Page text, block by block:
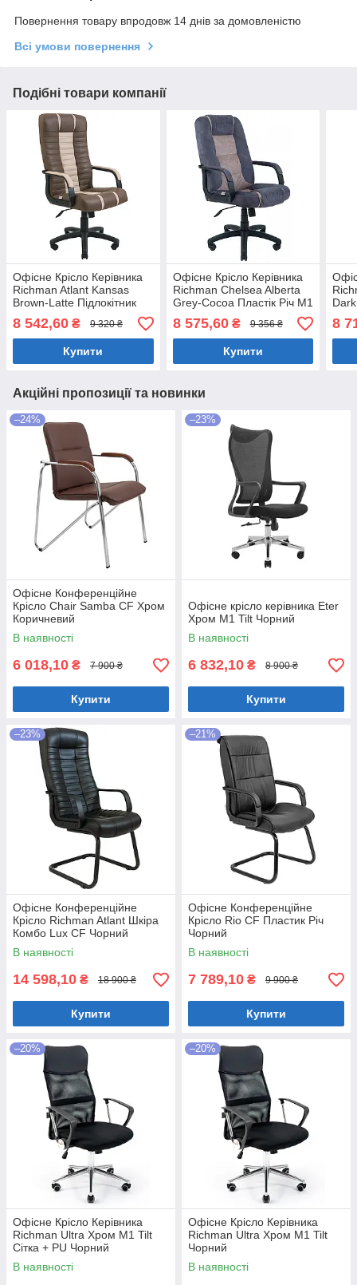
Повернення товару впродовж 14 днів за домовленістю
Всі умови повернення
Подібні товари компанії
Офісне Крісло Керівника
Richman Atlant Kansas
Brown-Latte Підлокітник
Річ Пластік М1 Tilt Бежево-
Коричневий
8 542,60 ₴ 9 320 ₴
Купити
Офісне Крісло Керівника
Richman Chelsea Alberta
Grey-Cocoa Пластік Річ М1
Tilt Серо-бежевий
8 575,60₴ 9 356 ₴
Купити
8
Акційні пропозиції та новинки
–24%
Офісне Конференційне
Крісло Chair Samba CF Хром
Коричневий
В наявності
6 018,10 ₴ 7 900 ₴
Купити
–23%
Офісне крісло керівника Eter
Хром M1 Tilt Чорний
В наявності
6 832,10 ₴ 8 900 ₴
Купити
–23%
Офісне Конференційне
Крісло Richman Atlant Шкіра
Комбо Lux CF Чорний
В наявності
14 598,10 ₴ 18 900 ₴
Купити
–21%
Офісне Конференційне
Крісло Rio CF Пластик Річ
Чорний
В наявності
7 789,10 ₴ 9 900 ₴
Купити
–20%
Офісне Крісло Керівника
Richman Ultra Хром М1 Tilt
Сітка + PU Чорний
В наявності
–20%
Офісне Крісло Керівника
Richman Ultra Хром М1 Tilt
Чорний
В наявності